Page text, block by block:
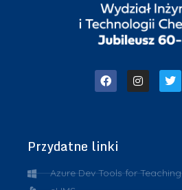
Przydatne linki
Azure Dev Tools for Teaching